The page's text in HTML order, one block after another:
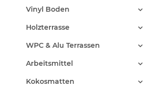
Vinyl Boden
Holzterrasse
WPC & Alu Terrassen
Arbeitsmittel
Kokosmatten